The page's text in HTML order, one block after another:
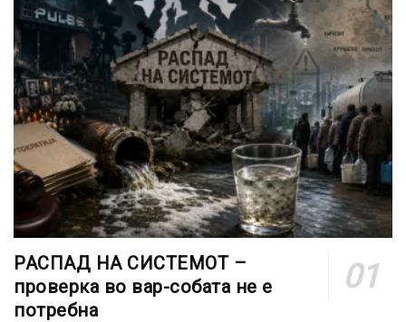
РАСПАД НА СИСТЕМОТ –
проверка во вар-собата не е
потребна